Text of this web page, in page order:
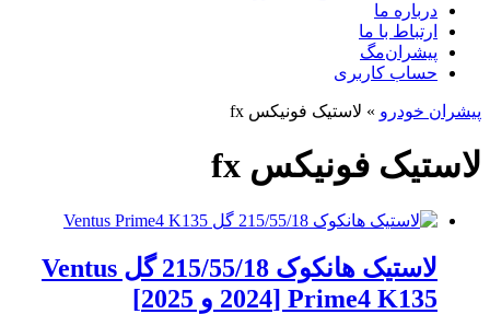
درباره ما
ارتباط با ما
پیشران‌مگ
حساب کاربری
پیشران خودرو » لاستیک فونیکس fx
لاستیک فونیکس fx
لاستیک هانکوک 215/55/18 گل Ventus
Prime4 K135 [2024 و 2025]